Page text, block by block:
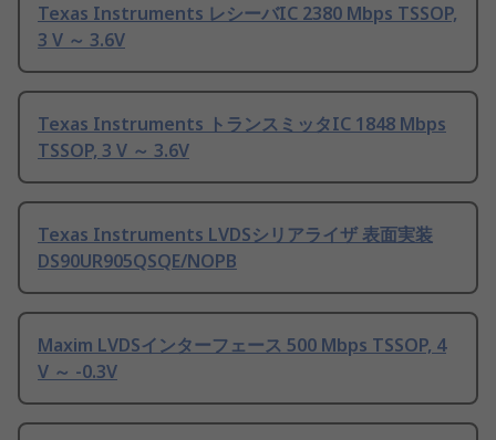
Texas Instruments レシーバIC 2380 Mbps TSSOP,
3 V ～ 3.6V
Texas Instruments トランスミッタIC 1848 Mbps
TSSOP, 3 V ～ 3.6V
Texas Instruments LVDSシリアライザ 表面実装
DS90UR905QSQE/NOPB
Maxim LVDSインターフェース 500 Mbps TSSOP, 4
V ～ -0.3V